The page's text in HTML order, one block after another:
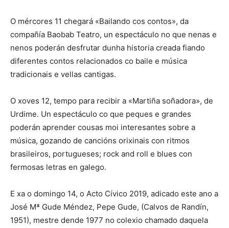
O mércores 11 chegará «Bailando cos contos», da
compañía Baobab Teatro, un espectáculo no que nenas e
nenos poderán desfrutar dunha historia creada fiando
diferentes contos relacionados co baile e música
tradicionais e vellas cantigas.
O xoves 12, tempo para recibir a «Martiña soñadora», de
Urdime. Un espectáculo co que peques e grandes
poderán aprender cousas moi interesantes sobre a
música, gozando de cancións orixinais con ritmos
brasileiros, portugueses; rock and roll e blues con
fermosas letras en galego.
E xa o domingo 14, o Acto Cívico 2019, adicado este ano a
José Mª Gude Méndez, Pepe Gude, (Calvos de Randín,
1951), mestre dende 1977 no colexio chamado daquela